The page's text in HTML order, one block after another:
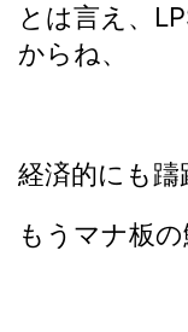
とは言え、
からね、
経済的にも躊
もうマナ板の